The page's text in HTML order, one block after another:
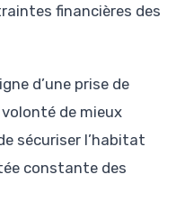
financières des
d’une prise de
de mieux
sécuriser l’habitat
constante des